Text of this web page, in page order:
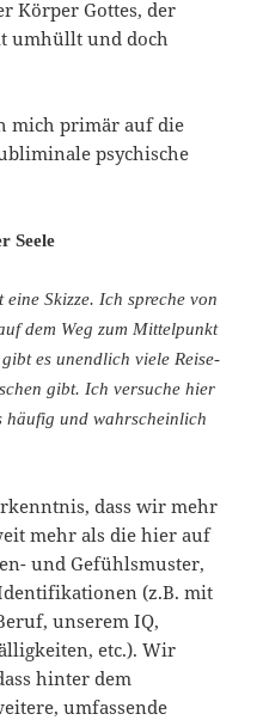
Körper Gottes, der
umhüllt und doch
mich primär auf die
psychische
Seele
Skizze. Ich spreche von
dem Weg zum Mittelpunkt
es unendlich viele Reise-
gibt. Ich versuche hier
häufig und wahrscheinlich
dass wir mehr
mehr als die hier auf
und Gefühlsmuster,
(z.B. mit
unserem IQ,
etc.). Wir
hinter dem
umfassende